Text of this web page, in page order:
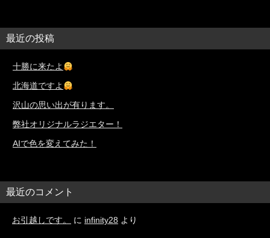
最近の投稿
十勝に来たよ
北海道ですよ
沢山の思い出が有ります。
弊社オリジナルラジエター！
AIで色を変えてみた！
最近のコメント
お引越しです。 に infinity28 より